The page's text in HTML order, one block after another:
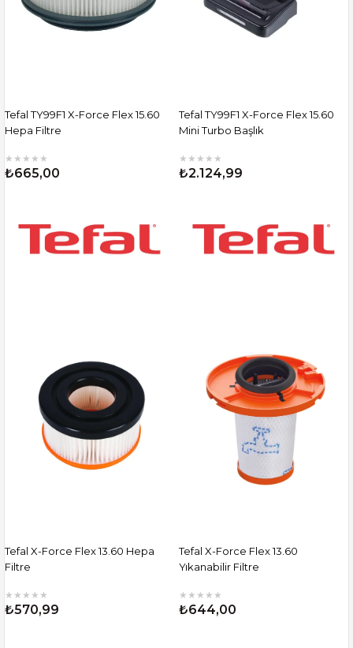
Tefal TY99F1 X-Force Flex 15.60
Hepa Filtre
★ ★ ★ ★ ★
₺665,00
Tefal TY99F1 X-Force Flex 15.60
Mini Turbo Başlık
★ ★ ★ ★ ★
₺2.124,99
Tefal X-Force Flex 13.60 Hepa
Filtre
★ ★ ★ ★ ★
₺570,99
Tefal X-Force Flex 13.60
Yıkanabilir Filtre
★ ★ ★ ★ ★
₺644,00